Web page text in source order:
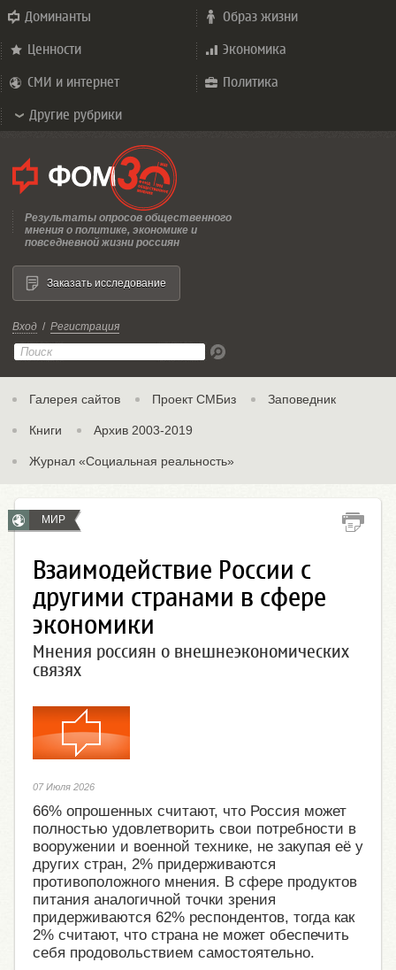
Доминанты Образ жизни
Ценности Экономика
СМИ и интернет Политика
Другие рубрики
Результаты опросов общественного
мнения о политике, экономике и
повседневной жизни россиян
Вход / Регистрация
Галерея сайтов Проект СМБиз Заповедник
Книги Архив 2003-2019
Журнал «Социальная реальность»
Заказать исследование
МИР
Взаимодействие России с
другими странами в сфере
экономики
Мнения россиян о внешнеэкономических
связях
07 Июля 2026
66% опрошенных считают, что Россия может
полностью удовлетворить свои потребности в
вооружении и военной технике, не закупая её у
других стран, 2% придерживаются
противоположного мнения. В сфере продуктов
питания аналогичной точки зрения
придерживаются 62% респондентов, тогда как
2% считают, что страна не может обеспечить
себя продовольствием самостоятельно.